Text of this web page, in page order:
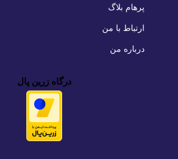
پرهام بلاگ
ارتباط با من
درباره من
درگاه زرین پال